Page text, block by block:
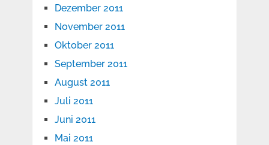
Dezember 2011
November 2011
Oktober 2011
September 2011
August 2011
Juli 2011
Juni 2011
Mai 2011